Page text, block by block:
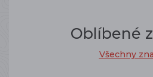
Oblíbené
Všechny